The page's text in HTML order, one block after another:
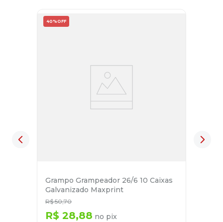
40% OFF
Grampo Grampeador 26/6 10 Caixas
Galvanizado Maxprint
R$ 50,70
R$ 28,88 no pix